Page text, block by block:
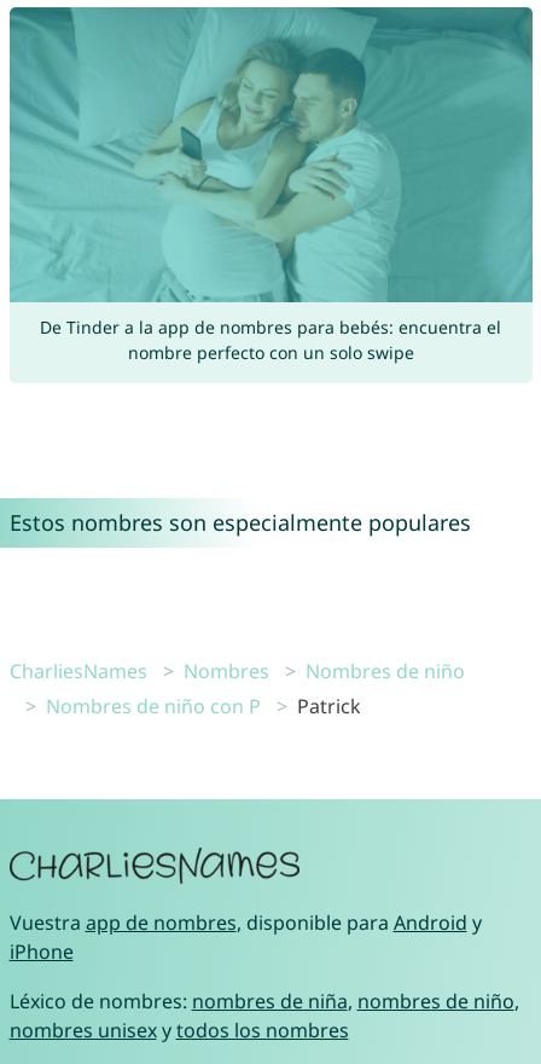
De Tinder a la app de nombres para bebés: encuentra el
nombre perfecto con un solo swipe
Estos nombres son especialmente populares
CharliesNames Nombres
Nombres de niño
Nombres de niño con P
Patrick
Vuestra app de nombres, disponible para Android y
iPhone
Léxico de nombres: nombres de niña, nombres de niño,
nombres unisexytodos los nombres